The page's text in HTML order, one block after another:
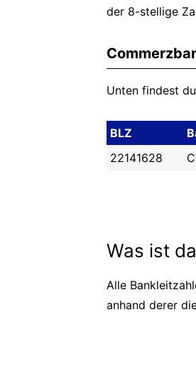
der 8-stellige
Unten findest
BLZ
22141628
Was ist
Alle
anhand derer